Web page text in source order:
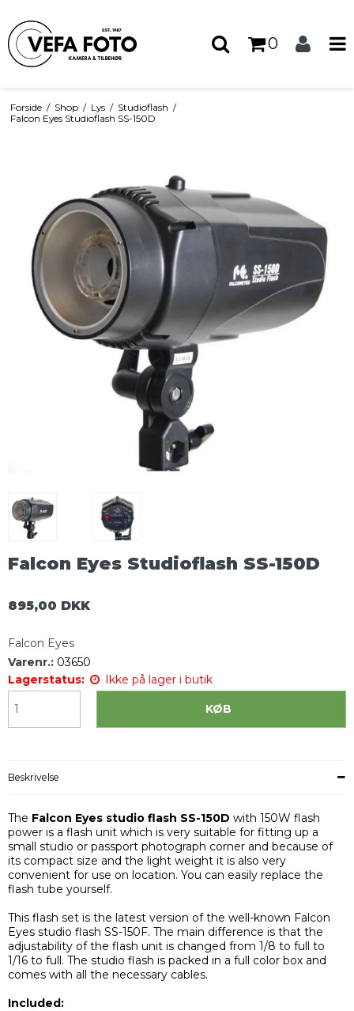
0
Forside / Shop / Lys / Studioflash /
Falcon Eyes Studioflash SS-150D
Falcon Eyes Studioflash SS-150D
895,00 DKK
Falcon Eyes
Varenr.: 03650
Lagerstatus:
Ikke på lager i butik
KØB
Beskrivelse
The Falcon Eyes studio flash SS-150D with 150W flash
power is a flash unit which is very suitable for fitting up a
small studio or passport photograph corner and because of
its compact size and the light weight it is also very
convenient for use on location. You can easily replace the
flash tube yourself.
This flash set is the latest version of the well-known Falcon
Eyes studio flash SS-150F. The main difference is that the
adjustability of the flash unit is changed from 1/8 to full to
1/16 to full. The studio flash is packed in a full color box and
comes with all the necessary cables.
Included: